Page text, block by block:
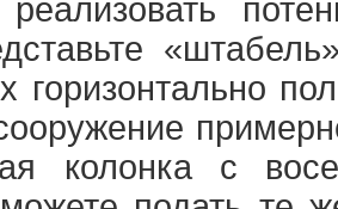
горизонтально
колонка с